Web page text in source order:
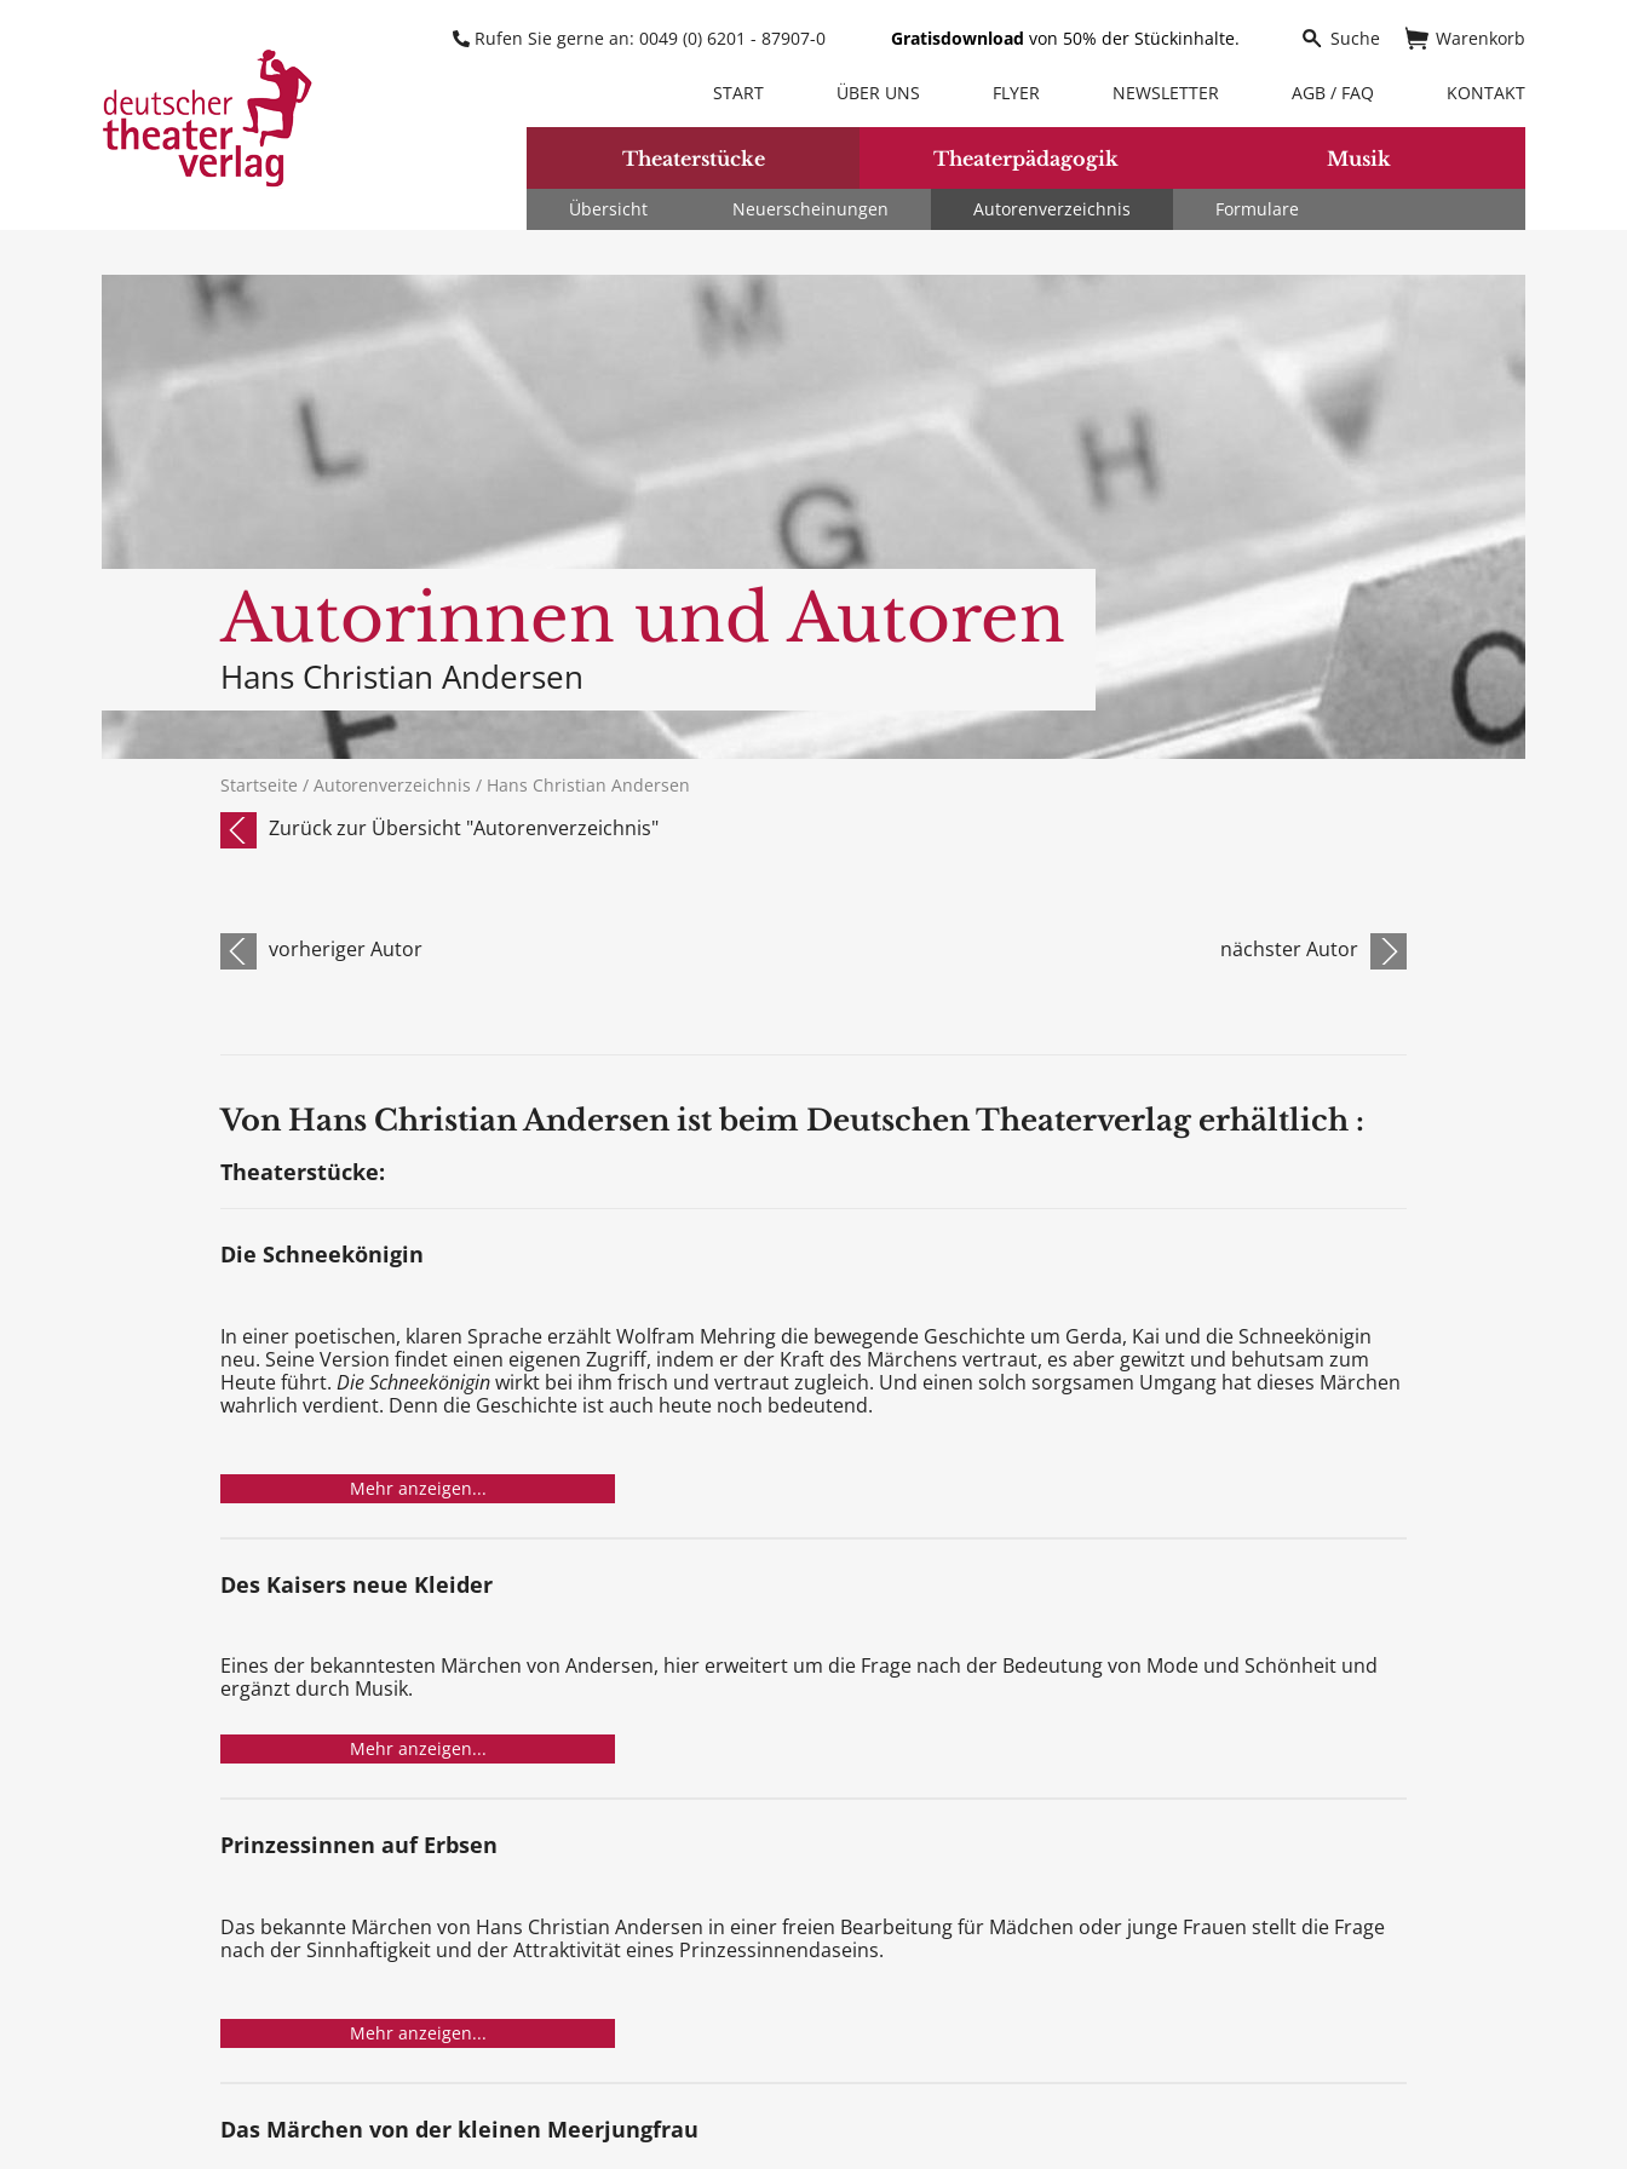
Theaterstücke
Übersicht Neuerscheinungen Autorenverzeichnis Formulare
Theaterpädagogik Musik
START ÜBER UNS FLYER NEWSLETTER AGB / FAQ KONTAKT
Warenkorb
Suche
Rufen Sie gerne an: 0049 (0) 6201 - 87907-0 Gratisdownload von 50% der Stückinhalte.
Autorinnen und Autoren
Hans Christian Andersen
Startseite / Autorenverzeichnis / Hans Christian Andersen
Zurück zur Übersicht "Autorenverzeichnis"
vorheriger Autor nächster Autor
Von Hans Christian Andersen ist beim Deutschen Theaterverlag erhältlich :
Theaterstücke:
Die Schneekönigin
In einer poetischen, klaren Sprache erzählt Wolfram Mehring die bewegende Geschichte um Gerda, Kai und die Schneekönigin
neu. Seine Version findet einen eigenen Zugriff, indem er der Kraft des Märchens vertraut, es aber gewitzt und behutsam zum
Heute führt. Die Schneeköniginwirkt bei ihm frisch und vertraut zugleich. Und einen solch sorgsamen Umgang hat dieses Märchen
wahrlich verdient. Denn die Geschichte ist auch heute noch bedeutend.
Mehr anzeigen...
Des Kaisers neue Kleider
Eines der bekanntesten Märchen von Andersen, hier erweitert um die Frage nach der Bedeutung von Mode und Schönheit und
ergänzt durch Musik.
Mehr anzeigen...
Prinzessinnen auf Erbsen
Das bekannte Märchen von Hans Christian Andersen in einer freien Bearbeitung für Mädchen oder junge Frauen stellt die Frage
nach der Sinnhaftigkeit und der Attraktivität eines Prinzessinnendaseins.
Mehr anzeigen...
Das Märchen von der kleinen Meerjungfrau